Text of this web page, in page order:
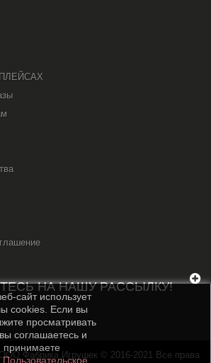
НА НАШУ РАССЫЛКУ!
Фабрика Игрушек © 2016-2021 Все права
сайт использует
cookies. Если вы
просматривать
соглашаетесь и
принимаете
Пользовательское